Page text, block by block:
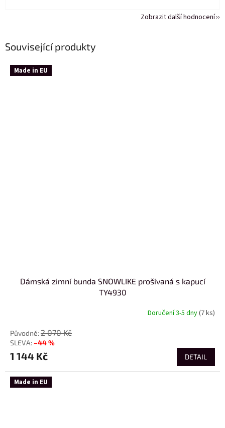
Související produkty
Made in EU
Dámská zimní bunda SNOWLIKE prošívaná s kapucí
TY4930
Doručení 3-5 dny(7 ks)
2 070 Kč
–44 %
1 144 Kč DETAIL
Made in EU
Zobrazit další hodnocení